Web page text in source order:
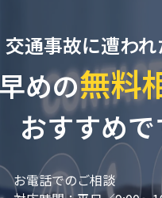
交通事故に遭われ
めの無料
おすすめ
お電話でのご相談